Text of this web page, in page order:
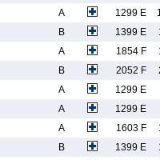
A 1299 E
B 1399 E
A 1854 F
B 2052 F
A
1299 E
A
1299 E
A 1603 F
B 1399 E